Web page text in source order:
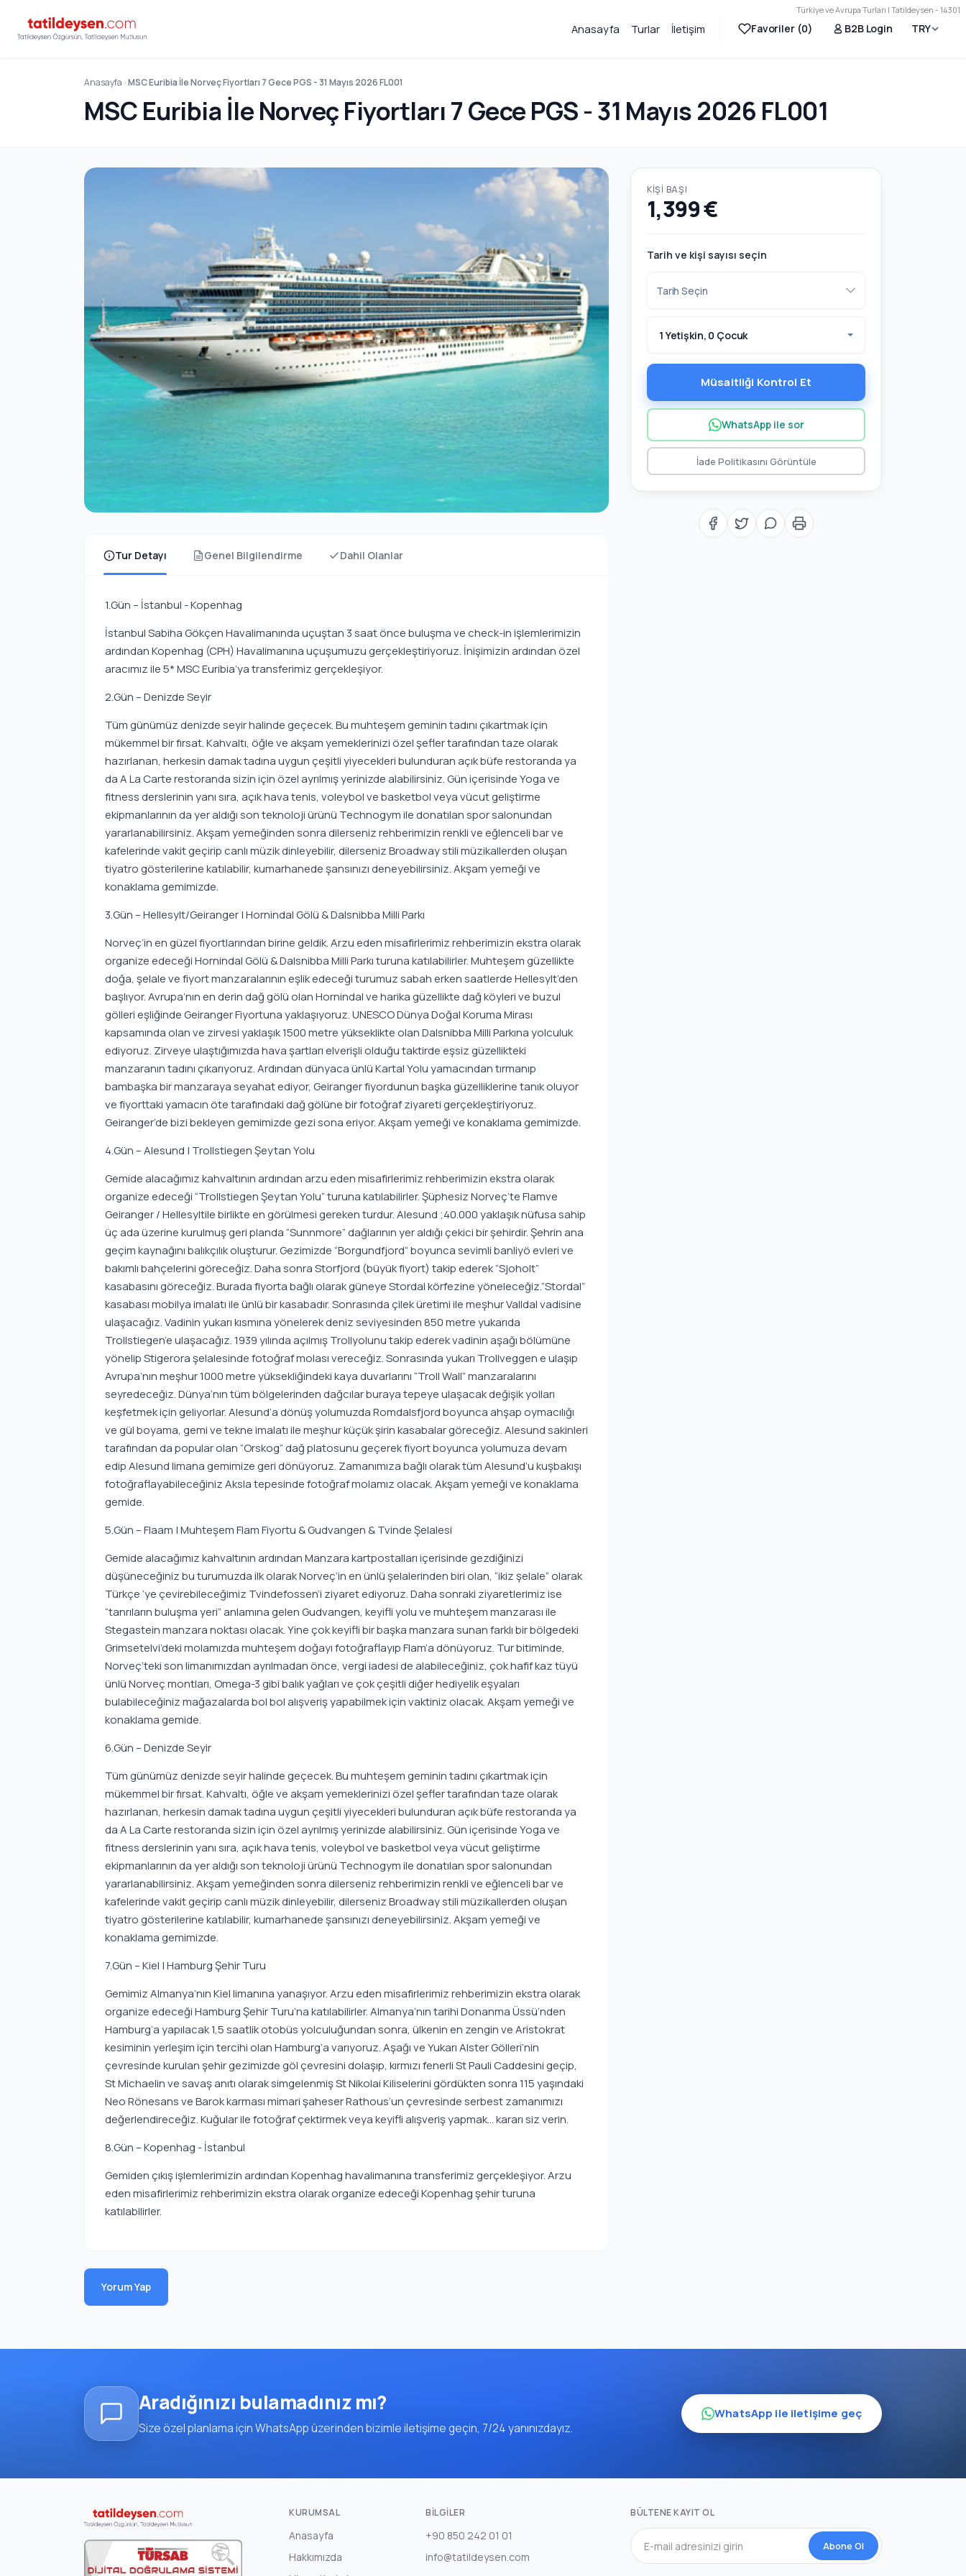
Türkiye ve Avrupa Turları | Tatildeysen - 14301
Anasayfa Turlar İletişim Favoriler (0) B2B Login TRY
Anasayfa MSC Euribia İle Norveç Fiyortları 7 Gece PGS - 31 Mayıs 2026 FL001
MSC Euribia İle Norveç Fiyortları 7 Gece PGS - 31 Mayıs 2026 FL001
Tur Detayı Genel Bilgilendirme Dahil Olanlar
1.Gün – İstanbul - Kopenhag
İstanbul Sabiha Gökçen Havalimanında uçuştan 3 saat önce buluşma ve check-in işlemlerimizin
ardından Kopenhag (CPH) Havalimanına uçuşumuzu gerçekleştiriyoruz. İnişimizin ardından özel
aracımız ile 5* MSC Euribia’ya transferimiz gerçekleşiyor.
2.Gün – Denizde Seyir
Tüm günümüz denizde seyir halinde geçecek. Bu muhteşem geminin tadını çıkartmak için
mükemmel bir fırsat. Kahvaltı, öğle ve akşam yemeklerinizi özel şefler tarafından taze olarak
hazırlanan, herkesin damak tadına uygun çeşitli yiyecekleri bulunduran açık büfe restoranda ya
da A La Carte restoranda sizin için özel ayrılmış yerinizde alabilirsiniz. Gün içerisinde Yoga ve
fitness derslerinin yanı sıra, açık hava tenis, voleybol ve basketbol veya vücut geliştirme
ekipmanlarının da yer aldığı son teknoloji ürünü Technogym ile donatılan spor salonundan
yararlanabilirsiniz. Akşam yemeğinden sonra dilerseniz rehberimizin renkli ve eğlenceli bar ve
kafelerinde vakit geçirip canlı müzik dinleyebilir, dilerseniz Broadway stili müzikallerden oluşan
tiyatro gösterilerine katılabilir, kumarhanede şansınızı deneyebilirsiniz. Akşam yemeği ve
konaklama gemimizde.
3.Gün – Hellesylt/Geiranger | Hornindal Gölü & Dalsnibba Milli Parkı
Norveç’in en güzel fiyortlarından birine geldik. Arzu eden misafirlerimiz rehberimizin ekstra olarak
organize edeceği Hornindal Gölü & Dalsnibba Milli Parkı turuna katılabilirler. Muhteşem güzellikte
doğa, şelale ve fiyort manzaralarının eşlik edeceği turumuz sabah erken saatlerde Hellesylt’den
başlıyor. Avrupa’nın en derin dağ gölü olan Hornindal ve harika güzellikte dağ köyleri ve buzul
gölleri eşliğinde Geiranger Fiyortuna yaklaşıyoruz. UNESCO Dünya Doğal Koruma Mirası
kapsamında olan ve zirvesi yaklaşık 1500 metre yükseklikte olan Dalsnibba Milli Parkına yolculuk
ediyoruz. Zirveye ulaştığımızda hava şartları elverişli olduğu taktirde eşsiz güzellikteki
manzaranın tadını çıkarıyoruz. Ardından dünyaca ünlü Kartal Yolu yamacından tırmanıp
bambaşka bir manzaraya seyahat ediyor, Geiranger fiyordunun başka güzelliklerine tanık oluyor
ve fiyorttaki yamacın öte tarafındaki dağ gölüne bir fotoğraf ziyareti gerçekleştiriyoruz.
Geiranger’de bizi bekleyen gemimizde gezi sona eriyor. Akşam yemeği ve konaklama gemimizde.
4.Gün – Alesund | Trollstiegen Şeytan Yolu
Gemide alacağımız kahvaltının ardından arzu eden misafirlerimiz rehberimizin ekstra olarak
organize edeceği “Trollstiegen Şeytan Yolu” turuna katılabilirler. Şüphesiz Norveç’te Flamve
Geiranger / Hellesyltile birlikte en görülmesi gereken turdur. Alesund ;40.000 yaklaşık nüfusa sahip
üç ada üzerine kurulmuş geri planda “Sunnmore” dağlarının yer aldığı çekici bir şehirdir. Şehrin ana
geçim kaynağını balıkçılık oluşturur. Gezimizde “Borgundfjord“ boyunca sevimli banliyö evleri ve
bakımlı bahçelerini göreceğiz. Daha sonra Storfjord (büyük fiyort) takip ederek “Sjoholt”
kasabasını göreceğiz. Burada fiyorta bağlı olarak güneye Stordal körfezine yöneleceğiz.”Stordal”
kasabası mobilya imalatı ile ünlü bir kasabadır. Sonrasında çilek üretimi ile meşhur Valldal vadisine
ulaşacağız. Vadinin yukarı kısmına yönelerek deniz seviyesinden 850 metre yukarıda
Trollstiegen’e ulaşacağız. 1939 yılında açılmış Trollyolunu takip ederek vadinin aşağı bölümüne
yönelip Stigerora şelalesinde fotoğraf molası vereceğiz. Sonrasında yukarı Trollveggen e ulaşıp
Avrupa’nın meşhur 1000 metre yüksekliğindeki kaya duvarlarını “Troll Wall” manzaralarını
seyredeceğiz. Dünya’nın tüm bölgelerinden dağcılar buraya tepeye ulaşacak değişik yolları
keşfetmek için geliyorlar. Alesund’a dönüş yolumuzda Romdalsfjord boyunca ahşap oymacılığı
ve gül boyama, gemi ve tekne imalatı ile meşhur küçük şirin kasabalar göreceğiz. Alesund sakinleri
tarafından da popular olan “Orskog” dağ platosunu geçerek fiyort boyunca yolumuza devam
edip Alesund limana gemimize geri dönüyoruz. Zamanımıza bağlı olarak tüm Alesund’u kuşbakışı
fotoğraflayabileceğiniz Aksla tepesinde fotoğraf molamız olacak. Akşam yemeği ve konaklama
gemide.
5.Gün – Flaam | Muhteşem Flam Fiyortu & Gudvangen & Tvinde Şelalesi
Gemide alacağımız kahvaltının ardından Manzara kartpostalları içerisinde gezdiğinizi
düşüneceğiniz bu turumuzda ilk olarak Norveç’in en ünlü şelalerinden biri olan, “ikiz şelale” olarak
Türkçe ’ye çevirebileceğimiz Tvindefossen’i ziyaret ediyoruz. Daha sonraki ziyaretlerimiz ise
“tanrıların buluşma yeri” anlamına gelen Gudvangen, keyifli yolu ve muhteşem manzarası ile
Stegastein manzara noktası olacak. Yine çok keyifli bir başka manzara sunan farklı bir bölgedeki
Grimsetelvi’deki molamızda muhteşem doğayı fotoğraflayıp Flam’a dönüyoruz. Tur bitiminde,
Norveç’teki son limanımızdan ayrılmadan önce, vergi iadesi de alabileceğiniz, çok hafif kaz tüyü
ünlü Norveç montları, Omega-3 gibi balık yağları ve çok çeşitli diğer hediyelik eşyaları
bulabileceğiniz mağazalarda bol bol alışveriş yapabilmek için vaktiniz olacak. Akşam yemeği ve
konaklama gemide.
6.Gün – Denizde Seyir
Tüm günümüz denizde seyir halinde geçecek. Bu muhteşem geminin tadını çıkartmak için
mükemmel bir fırsat. Kahvaltı, öğle ve akşam yemeklerinizi özel şefler tarafından taze olarak
hazırlanan, herkesin damak tadına uygun çeşitli yiyecekleri bulunduran açık büfe restoranda ya
da A La Carte restoranda sizin için özel ayrılmış yerinizde alabilirsiniz. Gün içerisinde Yoga ve
fitness derslerinin yanı sıra, açık hava tenis, voleybol ve basketbol veya vücut geliştirme
ekipmanlarının da yer aldığı son teknoloji ürünü Technogym ile donatılan spor salonundan
yararlanabilirsiniz. Akşam yemeğinden sonra dilerseniz rehberimizin renkli ve eğlenceli bar ve
kafelerinde vakit geçirip canlı müzik dinleyebilir, dilerseniz Broadway stili müzikallerden oluşan
tiyatro gösterilerine katılabilir, kumarhanede şansınızı deneyebilirsiniz. Akşam yemeği ve
konaklama gemimizde.
7.Gün – Kiel | Hamburg Şehir Turu
Gemimiz Almanya’nın Kiel limanına yanaşıyor. Arzu eden misafirlerimiz rehberimizin ekstra olarak
organize edeceği Hamburg Şehir Turu’na katılabilirler. Almanya’nın tarihi Donanma Üssü’nden
Hamburg’a yapılacak 1,5 saatlik otobüs yolculuğundan sonra, ülkenin en zengin ve Aristokrat
kesiminin yerleşim için tercihi olan Hamburg’a varıyoruz. Aşağı ve Yukarı Alster Gölleri’nin
çevresinde kurulan şehir gezimizde göl çevresini dolaşıp, kırmızı fenerli St Pauli Caddesini geçip,
St Michaelin ve savaş anıtı olarak simgelenmiş St Nikolai Kiliselerini gördükten sonra 115 yaşındaki
Neo Rönesans ve Barok karması mimari şaheser Rathous’un çevresinde serbest zamanımızı
değerlendireceğiz. Kuğular ile fotoğraf çektirmek veya keyifli alışveriş yapmak… kararı siz verin.
8.Gün – Kopenhag - İstanbul
Gemiden çıkış işlemlerimizin ardından Kopenhag havalimanına transferimiz gerçekleşiyor. Arzu
eden misafirlerimiz rehberimizin ekstra olarak organize edeceği Kopenhag şehir turuna
katılabilirler.
Yorum Yap
KIŞI BAŞI
1,399 €
Tarih ve kişi sayısı seçin
1 Yetişkin, 0 Çocuk
Müsaitliği Kontrol Et
WhatsApp ile sor
İade Politikasını Görüntüle
Aradığınızı bulamadınız mı?
Size özel planlama için WhatsApp üzerinden bizimle iletişime geçin, 7/24 yanınızdayız.
WhatsApp ile iletişime geç
KURUMSAL
Anasayfa
Hakkımızda
BILGILER
+90 850 242 01 01
info@tatildeysen.com
BÜLTENE KAYIT OL
Abone Ol